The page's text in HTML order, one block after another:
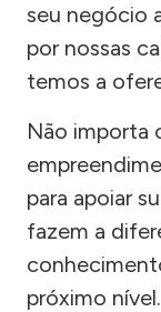
seu negócio
por nossas
temos a
Não importa
para apoiar
fazem a
próximo nível.